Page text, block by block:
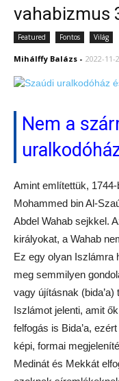
vahabizmus
Featured Fontos Világ
Mihálffy Balázs - 2022-11-
Nem a
Amint említettük,
Mohammed bin Al-
Abdel Wahab sejkkel.
királyokat, a Wahab
Ez egy olyan Iszlámra
meg semmilyen
vagy újításnak
Iszlámot jelenti, amit
felfogás is Bida’a,
képi, formai
Medinát és Mekkát